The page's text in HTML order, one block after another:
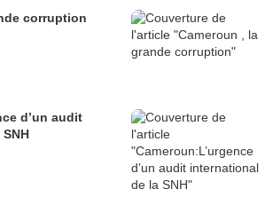
corruption
d’un audit